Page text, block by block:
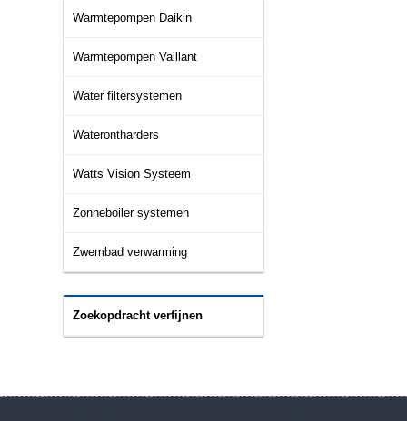
Warmtepompen Daikin
Warmtepompen Vaillant
Water filtersystemen
Waterontharders
Watts Vision Systeem
Zonneboiler systemen
Zwembad verwarming
Zoekopdracht verfijnen